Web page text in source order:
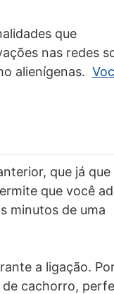
que
nas redes
alienígenas.
que já que
que você
minutos de uma
a ligação.
de cachorro,